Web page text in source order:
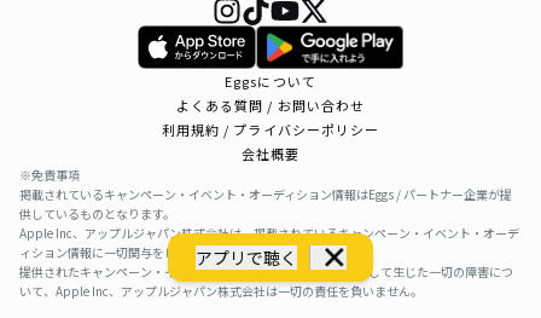
アプリで聴く
Eggsについて
よくある質問 / お問い合わせ
利用規約 / プライバシーポリシー
会社概要
※免責事項
掲載されているキャンペーン・イベント・オーディション情報はEggs / パートナー企業が提
供しているものとなります。
Apple Inc、アップルジャパン株式会社は、掲載されているキャンペーン・イベント・オーデ
ィション情報に一切関与をしておりません。
提供されたキャンペーン・イベント・オーディション情報を利用して生じた一切の障害につ
いて、Apple Inc、アップルジャパン株式会社は一切の責任を負いません。